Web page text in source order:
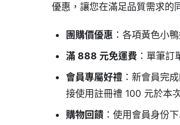
優惠，讓您在滿足品質需求的
團購價優惠 ：各項黃色小
滿 888 元免運費 ：單筆
會員專屬好禮 ：新會員完
接使用註冊禮 100 元於本
購物回饋 ：使用會員身份